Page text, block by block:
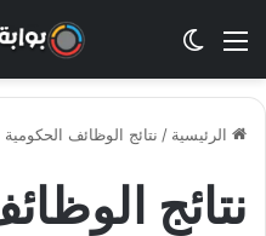
القائمة الوضع المظلم
الرئيسية / نتائج الوظائف الحكومية
نتائج